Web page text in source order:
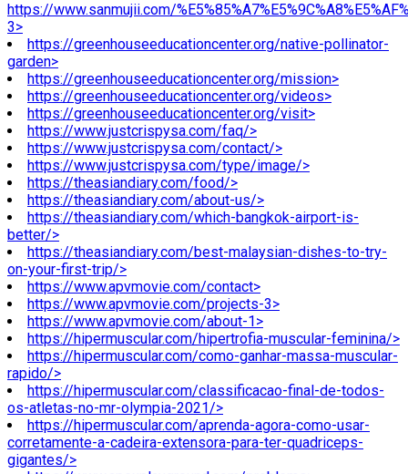
https://www.sanmujii.com/
3>
https://greenhouseeducationcenter.org/native-pollinator-
garden>
https://greenhouseeducationcenter.org/mission>
https://greenhouseeducationcenter.org/videos>
https://greenhouseeducationcenter.org/visit>
https://www.justcrispysa.com/faq/>
https://www.justcrispysa.com/contact/>
https://www.justcrispysa.com/type/image/>
https://theasiandiary.com/food/>
https://theasiandiary.com/about-us/>
https://theasiandiary.com/which-bangkok-airport-is-
better/>
https://theasiandiary.com/best-malaysian-dishes-to-try-
on-your-first-trip/>
https://www.apvmovie.com/contact>
https://www.apvmovie.com/projects-3>
https://www.apvmovie.com/about-1>
https://hipermuscular.com/hipertrofia-muscular-feminina/>
https://hipermuscular.com/como-ganhar-massa-muscular-
rapido/>
https://hipermuscular.com/classificacao-final-de-todos-
os-atletas-no-mr-olympia-2021/>
https://hipermuscular.com/aprenda-agora-como-usar-
corretamente-a-cadeira-extensora-para-ter-quadriceps-
gigantes/>